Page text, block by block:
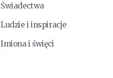
Świadectwa
Ludzie i inspiracje
Imiona i święci